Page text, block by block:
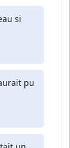
si
pu